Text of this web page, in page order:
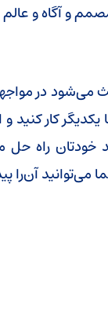
و آگاه و
می‌شود در
یکدیگر کار
خودتان راه
آن‌را